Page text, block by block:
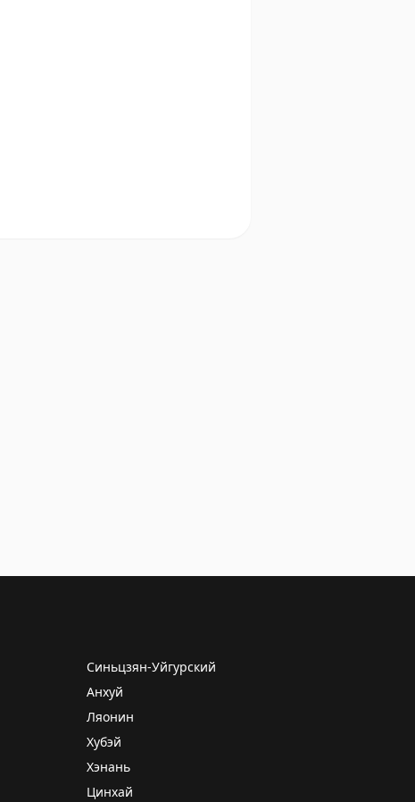
Синьцзян-Уйгурский
Анхуй
Ляонин
Хубэй
Хэнань
Цинхай